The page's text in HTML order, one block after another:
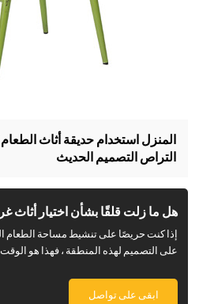
المنزل استخدام حديقة أثاث
التراص التصميم الحديث
هل ما زلت قلقًا بشأن اختيار أثاث
إذا كنت حريصًا على تنشيط مساحة الطعام
على التصميم لهذه المنطقة ، فهذا هو
ابقى على تواصل